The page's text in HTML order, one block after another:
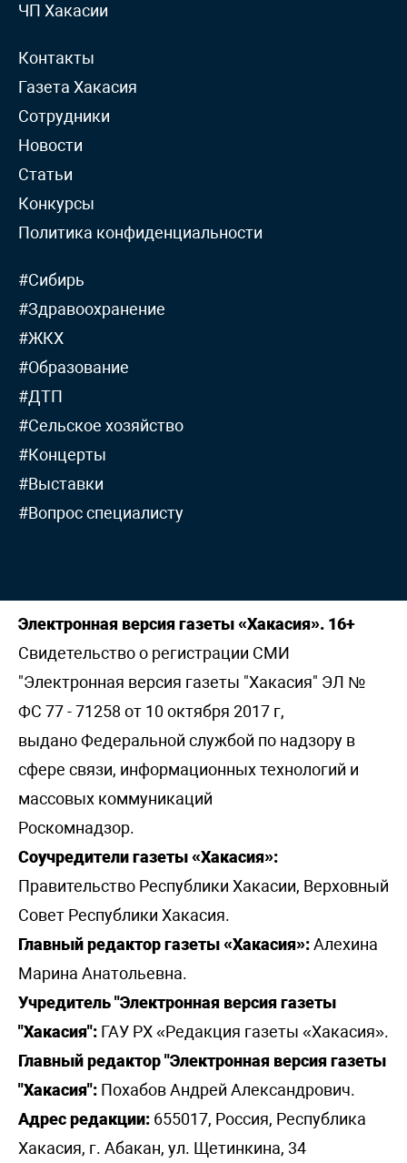
ЧП Хакасии
Контакты
Газета Хакасия
Сотрудники
Новости
Статьи
Конкурсы
Политика конфиденциальности
#Сибирь
#Здравоохранение
#ЖКХ
#Образование
#ДТП
#Сельское хозяйство
#Концерты
#Выставки
#Вопрос специалисту
Электронная версия газеты «Хакасия». 16+
Свидетельство о регистрации СМИ
"Электронная версия газеты "Хакасия" ЭЛ №
ФС 77 - 71258 от 10 октября 2017 г,
выдано Федеральной службой по надзору в
сфере связи, информационных технологий и
массовых коммуникаций
Роскомнадзор.
Соучредители газеты «Хакасия»:
Правительство Республики Хакасии, Верховный
Совет Республики Хакасия.
Главный редактор газеты «Хакасия»:Алехина
Марина Анатольевна.
Учредитель "Электронная версия газеты
"Хакасия": ГАУ РХ «Редакция газеты «Хакасия».
Главный редактор "Электронная версия газеты
"Хакасия": Похабов Андрей Александрович.
Адрес редакции: 655017, Россия, Республика
Хакасия, г. Абакан, ул. Щетинкина, 34